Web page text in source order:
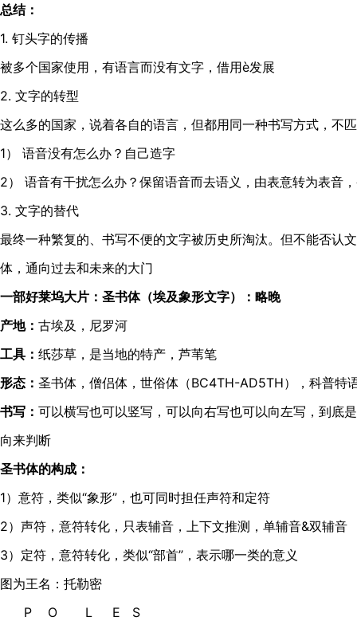
总结：
1. 钉头字的传播
被多个国家使用，有语言而没有文字，借用è发展
2. 文字的转型
这么多的国家，说着各自的语言，但都用同一种书写方式，不
1） 语音没有怎么办？自己造字
2） 语音有干扰怎么办？保留语音而去语义，由表意转为表音
3. 文字的替代
最终一种繁复的、书写不便的文字被历史所淘汰。但不能否认
体，通向过去和未来的大门
一部好莱坞大片：圣书体（埃及象形文字）：略晚
产地： 古埃及，尼罗河
工具： 纸莎草，是当地的特产，芦苇笔
形态： 圣书体，僧侣体，世俗体（BC4TH-AD5TH），科普特
书写： 可以横写也可以竖写，可以向右写也可以向左写，到底
向来判断
圣书体的构成：
1）意符，类似“象形”，也可同时担任声符和定符
2）声符，意符转化，只表辅音，上下文推测，单辅音&双辅音
3）定符，意符转化，类似“部首”，表示哪一类的意义
图为王名：托勒密
P O L E S